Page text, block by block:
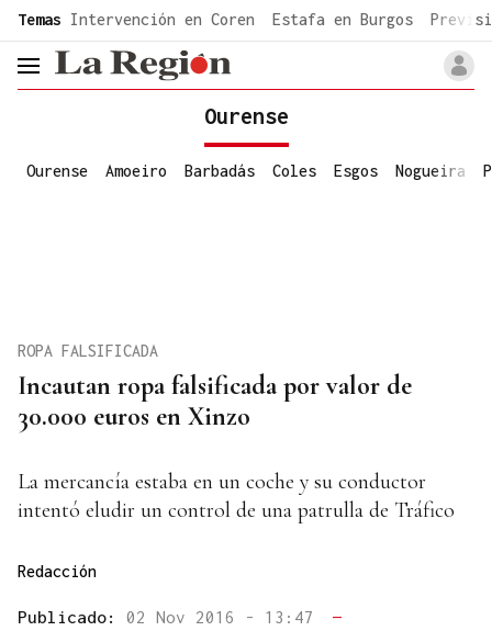
common.go-to-content
Temas Intervención en Coren Estafa en Burgos
header.menu.open
Ourense
Ourense Amoeiro Barbadás Coles Esgos Nogueira
Incautan ropa falsificada por valor de
30.000 euros en Xinzo
ROPA FALSIFICADA
La mercancía estaba en un coche y su conductor
intentó eludir un control de una patrulla de Tráfico
Redacción
Publicado: 02 Nov 2016 - 13:47
—